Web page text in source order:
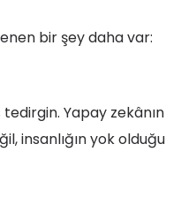
bir şey daha var:
Yapay zekânın
insanlığın yok olduğu